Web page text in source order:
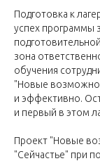
Подготовка к
успех программы
зона
обучения
"Новые
и эффективно.
и первый в этом
Проект "Новые
"Сейчастье" при